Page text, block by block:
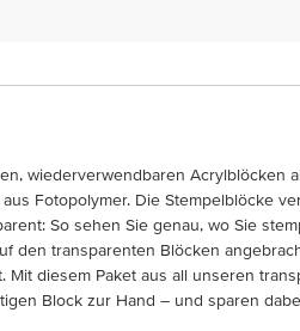
wiederverwendbaren Acrylblöcken
Fotopolymer. Die Stempelblöcke
So sehen Sie genau, wo Sie
den transparenten Blöcken
Mit diesem Paket aus all unseren
Block zur Hand – und sparen